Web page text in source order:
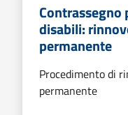
Contrassegno
disabili:
permanente
Procedimento di
permanente